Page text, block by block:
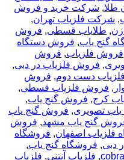
طلا, شرکت خرید و فروش
, شرکت فلزیاب تهران,
, طلایاب قسطی, فروش
گنج یاب, فروش دستگاه
فروش فلزیاب, فروش
, فروش فلزیاب در دبی,
دست دوم, فروش
, فروش فلزیاب قسطی,
کرج, فروش گنج یاب,
تصویری, فروش گنج یاب
گنج یاب مشهد, فروش
فلزیاب اصفهان, فروشگاه
دبی, فروشگاه گنج یاب,
, فلزیاب آنتنی, فلزیاب